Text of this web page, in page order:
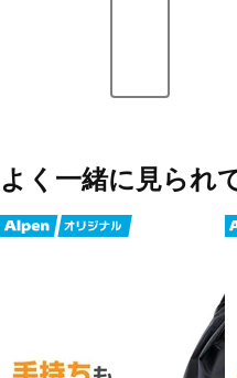
よく一緒に見られ